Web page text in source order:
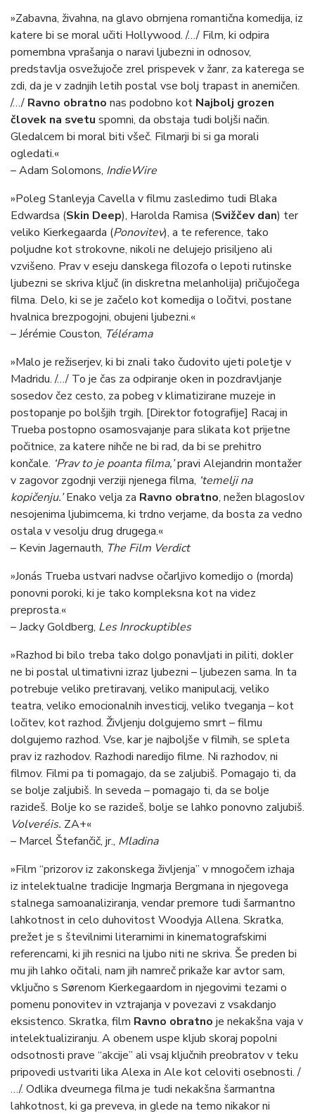
»Zabavna, živahna, na glavo obrnjena romantična komedija, iz
katere bi se moral učiti Hollywood. /…/ Film, ki odpira
pomembna vprašanja o naravi ljubezni in odnosov,
predstavlja osvežujoče zrel prispevek v žanr, za katerega se
zdi, da je v zadnjih letih postal vse bolj trapast in anemičen.
/…/ Ravno obratno nas podobno kot Najbolj grozen
človek na svetu spomni, da obstaja tudi boljši način.
Gledalcem bi moral biti všeč. Filmarji bi si ga morali
ogledati.«
– Adam Solomons, IndieWire
»Poleg Stanleyja Cavella v filmu zasledimo tudi Blaka
Edwardsa (Skin Deep), Harolda Ramisa (Svižčev dan) ter
veliko Kierkegaarda (Ponovitev), a te reference, tako
poljudne kot strokovne, nikoli ne delujejo prisiljeno ali
vzvišeno. Prav v eseju danskega filozofa o lepoti rutinske
ljubezni se skriva ključ (in diskretna melanholija) pričujočega
filma. Delo, ki se je začelo kot komedija o ločitvi, postane
hvalnica brezpogojni, obujeni ljubezni.«
– Jérémie Couston, Télérama
»Malo je režiserjev, ki bi znali tako čudovito ujeti poletje v
Madridu. /…/ To je čas za odpiranje oken in pozdravljanje
sosedov čez cesto, za pobeg v klimatizirane muzeje in
postopanje po bolšjih trgih. [Direktor fotografije] Racaj in
Trueba postopno osamosvajanje para slikata kot prijetne
počitnice, za katere nihče ne bi rad, da bi se prehitro
končale. ‘Prav to je poanta filma,’pravi Alejandrin montažer
v zagovor zgodnji verziji njenega filma, ‘temelji na
kopičenju.’Enako velja za Ravno obratno, nežen blagoslov
nesojenima ljubimcema, ki trdno verjame, da bosta za vedno
ostala v vesolju drug drugega.«
– Kevin Jagernauth, The Film Verdict
»Jonás Trueba ustvari nadvse očarljivo komedijo o (morda)
ponovni poroki, ki je tako kompleksna kot na videz
preprosta.«
– Jacky Goldberg, Les Inrockuptibles
»Razhod bi bilo treba tako dolgo ponavljati in piliti, dokler
ne bi postal ultimativni izraz ljubezni – ljubezen sama. In ta
potrebuje veliko pretiravanj, veliko manipulacij, veliko
teatra, veliko emocionalnih investicij, veliko tveganja – kot
ločitev, kot razhod. Življenju dolgujemo smrt – filmu
dolgujemo razhod. Vse, kar je najboljše v filmih, se spleta
prav iz razhodov. Razhodi naredijo filme. Ni razhodov, ni
filmov. Filmi pa ti pomagajo, da se zaljubiš. Pomagajo ti, da
se bolje zaljubiš. In seveda – pomagajo ti, da se bolje
razideš. Bolje ko se razideš, bolje se lahko ponovno zaljubiš.
Volveréis. ZA+«
– Marcel Štefančič, jr., Mladina
»Film “prizorov iz zakonskega življenja” v mnogočem izhaja
iz intelektualne tradicije Ingmarja Bergmana in njegovega
stalnega samoanaliziranja, vendar premore tudi šarmantno
lahkotnost in celo duhovitost Woodyja Allena. Skratka,
prežet je s številnimi literarnimi in kinematografskimi
referencami, ki jih resnici na ljubo niti ne skriva. Še preden bi
mu jih lahko očitali, nam jih namreč prikaže kar avtor sam,
vključno s Sørenom Kierkegaardom in njegovimi tezami o
pomenu ponovitev in vztrajanja v povezavi z vsakdanjo
eksistenco. Skratka, film Ravno obratno je nekakšna vaja v
intelektualiziranju. A obenem uspe kljub skoraj popolni
odsotnosti prave “akcije” ali vsaj ključnih preobratov v teku
pripovedi ustvariti lika Alexa in Ale kot celoviti osebnosti. /
…/. Odlika dveurnega filma je tudi nekakšna šarmantna
lahkotnost, ki ga preveva, in glede na temo nikakor ni